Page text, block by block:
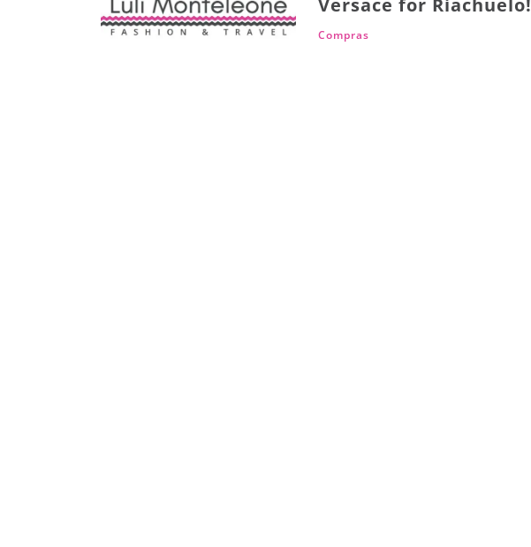
Versace for Riachuelo!
Compras